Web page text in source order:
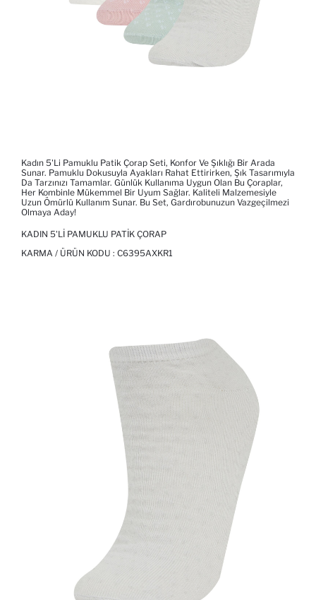
Kadın 5'li Pamuklu Patik Çorap Seti, Konfor Ve Şıklığı Bir Arada
Sunar. Pamuklu Dokusuyla Ayakları Rahat Ettirirken, Şık Tasarımıyla
Da Tarzınızı Tamamlar. Günlük Kullanıma Uygun Olan Bu Çoraplar,
Her Kombinle Mükemmel Bir Uyum Sağlar. Kaliteli Malzemesiyle
Uzun Ömürlü Kullanım Sunar. Bu Set, Gardırobunuzun Vazgeçilmezi
Olmaya Aday!
KADIN 5'LI PAMUKLU PATIK ÇORAP
KARMA / ÜRÜN KODU : C6395AXKR1